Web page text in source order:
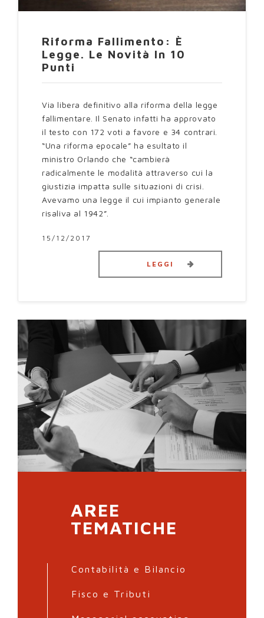
Riforma Fallimento: È
Legge. Le Novità In 10
Punti
Via libera definitivo alla riforma della legge
fallimentare. Il Senato infatti ha approvato
il testo con 172 voti a favore e 34 contrari.
“Una riforma epocale” ha esultato il
ministro Orlando che “cambierà
radicalmente le modalità attraverso cui la
giustizia impatta sulle situazioni di crisi.
Avevamo una legge il cui impianto generale
risaliva al 1942”.
15/12/2017
LEGGI
AREE
TEMATICHE
Contabilità e Bilancio
Fisco e Tributi